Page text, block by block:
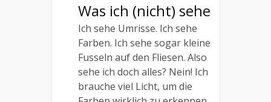
Was ich (nicht) sehe
Ich sehe Umrisse. Ich sehe
Farben. Ich sehe sogar kleine
Fusseln auf den Fliesen. Also
sehe ich doch alles? Nein! Ich
brauche viel Licht, um die